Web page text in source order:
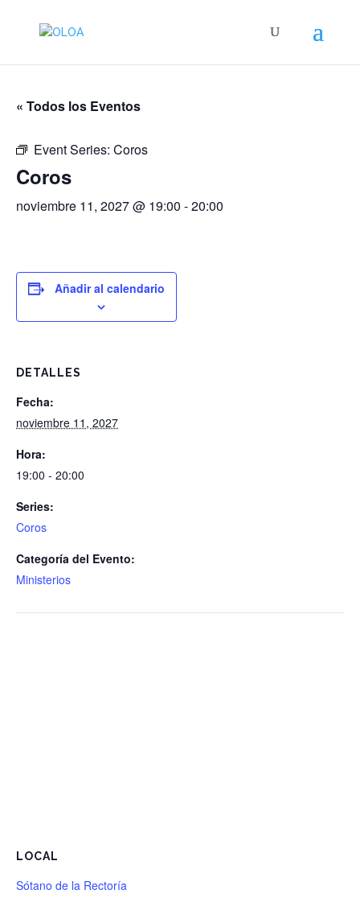
« Todos los Eventos
Event Series: Coros
Coros
noviembre 11, 2027 @ 19:00 -20:00
Añadir al calendario
DETALLES
Fecha:
noviembre 11, 2027
Hora:
19:00 - 20:00
Series:
Coros
Categoría del Evento:
Ministerios
LOCAL
Sótano de la Rectoría